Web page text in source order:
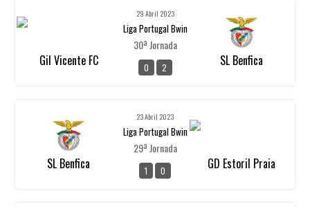
Gil Vicente FC
29 Abril 2023
Liga Portugal Bwin
30ª Jornada
0 2 SL Benfica
SL Benfica
23 Abril 2023
Liga Portugal Bwin
29ª Jornada
1 0 GD Estoril Praia